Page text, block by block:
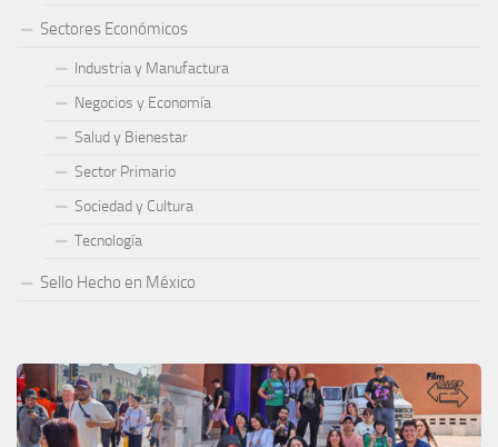
Sectores Económicos
Industria y Manufactura
Negocios y Economía
Salud y Bienestar
Sector Primario
Sociedad y Cultura
Tecnología
Sello Hecho en México